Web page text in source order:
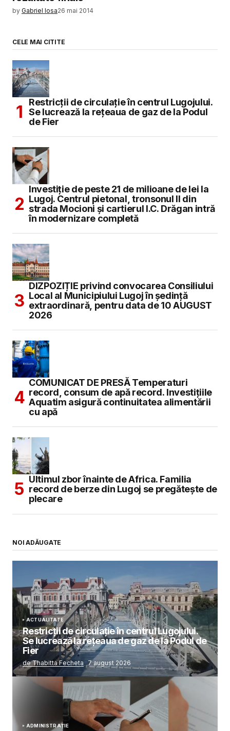
SUBMIT COMMENT
by Gabriel Iosa26 mai 2014
CELE MAI CITITE
Restricții de circulație în centrul Lugojului.
Se lucrează la rețeaua de gaz de la Podul
de Fier
Investiție de peste 21 de milioane de lei la
Lugoj. Centrul pietonal, tronsonul II din
strada Mocioni și cartierul I.C. Drăgan intră
în modernizare completă
DIZPOZIȚIE privind convocarea Consiliului
Local al Municipiului Lugoj în şedinţă
extraordinară, pentru data de 10 AUGUST
2026
COMUNICAT DE PRESĂ Temperaturi
record, consum de apă record. Investițiile
Aquatim asigură continuitatea alimentării
cu apă
Ultimul zbor înainte de Africa. Familia
record de berze din Lugoj se pregătește de
plecare
NOI ADĂUGATE
ACTUALITATE
Restricții de circulație în centrul Lugojului.
Se lucrează la rețeaua de gaz de la Podul de
Fier
de Thabitta Fecheta 7 august 2026
ADMINISTRAȚIE